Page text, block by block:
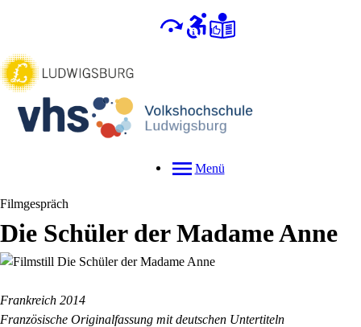
Menü
Filmgespräch
Die Schüler der Madame Anne
Frankreich 2014
Französische Originalfassung mit deutschen Untertiteln